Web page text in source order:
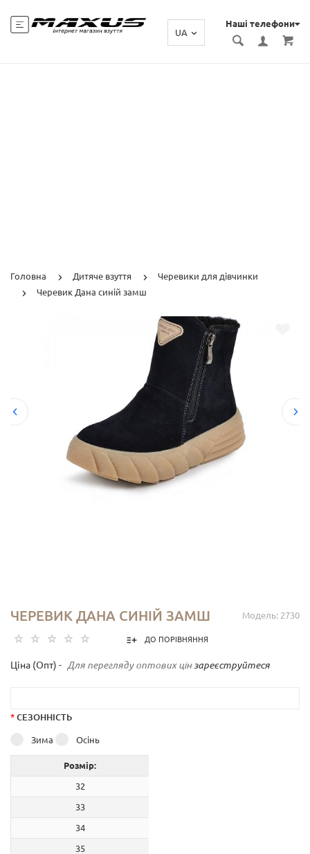
Наші телефони
UA
Головна Дитяче взуття
Черевики для дівчинки
Черевик Дана синій замш
Модель: 2730
ЧЕРЕВИК ДАНА СИНІЙ ЗАМШ
ДО ПОРІВНЯННЯ
Ціна (Опт) - Для перегляду оптових цін зареєструйтеся
* СЕЗОННІСТЬ
Зима Осінь
Розмір:
32
33
34
35